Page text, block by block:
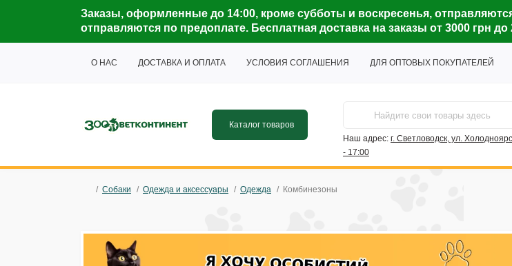
Заказы, оформленные до 14:00, кроме субботы и воскресенья,
отправляются по предоплате. Бесплатная доставка на заказы от 3000 грн до
О НАС ДОСТАВКА И ОПЛАТА УСЛОВИЯ СОГЛАШЕНИЯ ДЛЯ ОПТОВЫХ ПОКУПАТЕЛЕЙ
Каталог товаров
Наш адрес: г. Светловодск, ул.
- 17:00
Собаки Одежда и аксессуары Одежда Комбинезоны